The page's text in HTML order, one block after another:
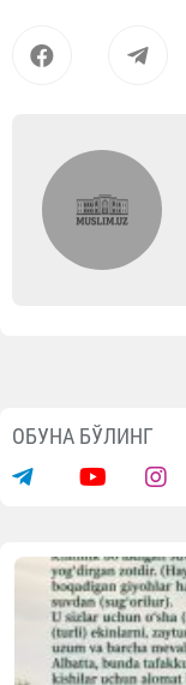
ОБУНА БЎЛИНГ